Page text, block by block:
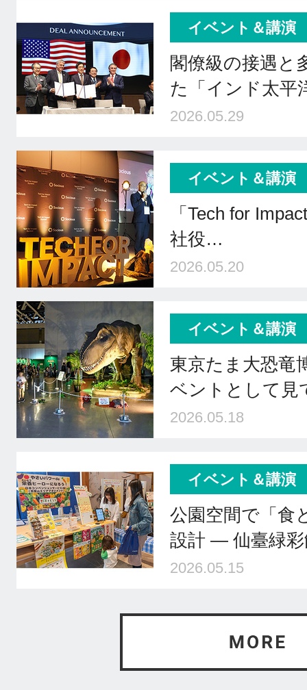
イベント＆講演
閣僚級の接遇と
た「インド太
2026.05.29
イベント＆講演
「Tech for
社役…
2026.05.20
イベント＆講演
東京たま大恐竜
ベントとして
2026.05.18
イベント＆講演
公園空間で「食
設計 ― 仙臺緑
2026.05.15